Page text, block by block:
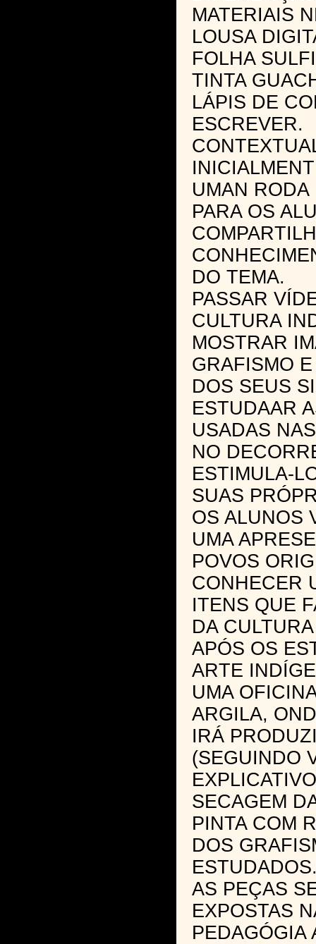
MATERIAIS
LOUSA
FOLHA
TINTA
LÁPIS DE
ESCREVER.
UMAN
PARA OS
DO TEMA.
PASSAR
CULTURA
MOSTRAR
GRAFISMO
DOS SEUS
ESTUDAAR
USADAS
NO
ESTIMULA-
SUAS
OS ALUNOS
UMA
POVOS
CONHECER
ITENS QUE
DA
APÓS OS
ARTE
UMA
ARGILA,
IRÁ
(SEGUINDO
SECAGEM
PINTA COM
DOS
AS PEÇAS
EXPOSTAS
PEDAGÓGIA